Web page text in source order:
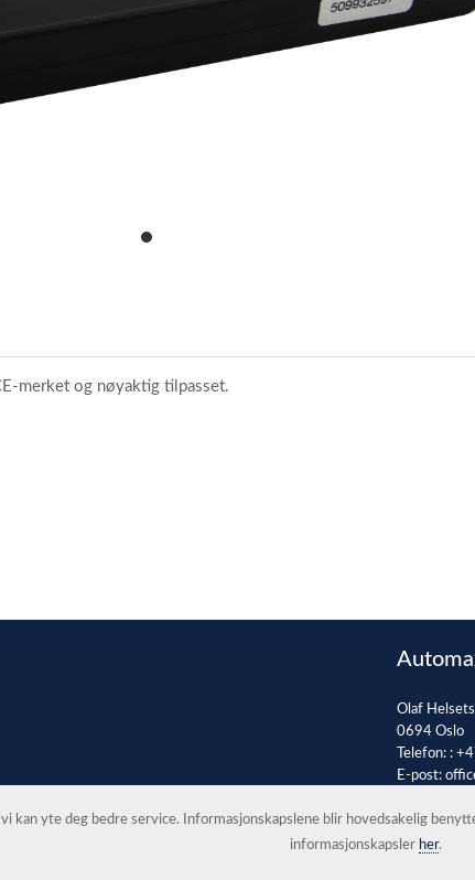
item
merket og nøyaktig tilpasset.
Olaf
0694 Oslo
Telefon: :
E-post:
kan yte deg bedre service. Informasjonskapslene blir hovedsakelig
informasjonskapsler her.